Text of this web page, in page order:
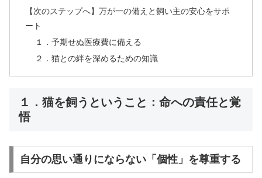
【次のステップへ】万が一の備えと飼い主の安心をサポ
ート
１．予期せぬ医療費に備える
２．猫との絆を深めるための知識
１．猫を飼うということ：命への責任と覚
悟
自分の思い通りにならない「個性」を尊重する